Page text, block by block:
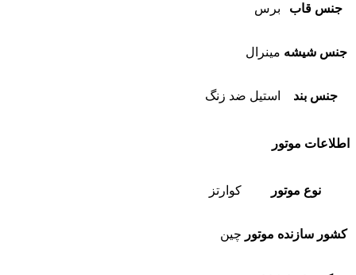
جنس قاب برس
جنس شیشه مینرال
جنس بند استیل ضد زنگ
اطلاعات موتور
نوع موتور کوارتز
کشور سازنده موتور چین